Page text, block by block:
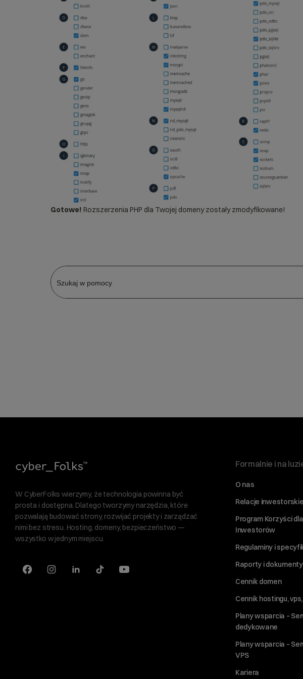
Gotowe! Rozszerzenia PHP dla Twojej domeny zostały zmodyfikowane!
W CyberFolks wierzymy, że technologia powinna być
prosta i dostępna. Dlatego tworzymy narzędzia, które
pozwalają budować strony, rozwijać projekty i zarządzać
nimi bez stresu. Hosting, domeny, bezpieczeństwo —
wszystko w jednym miejscu.
Formalnie i na
O nas
Relacje inwestorskie
Program Korzyści dla
Inwestorów
Regulaminy i
Raporty i dokumenty
Cennik domen
Cennik hostingu,
Plany wsparcia –
dedykowane
Plany wsparcia –
VPS
Kariera